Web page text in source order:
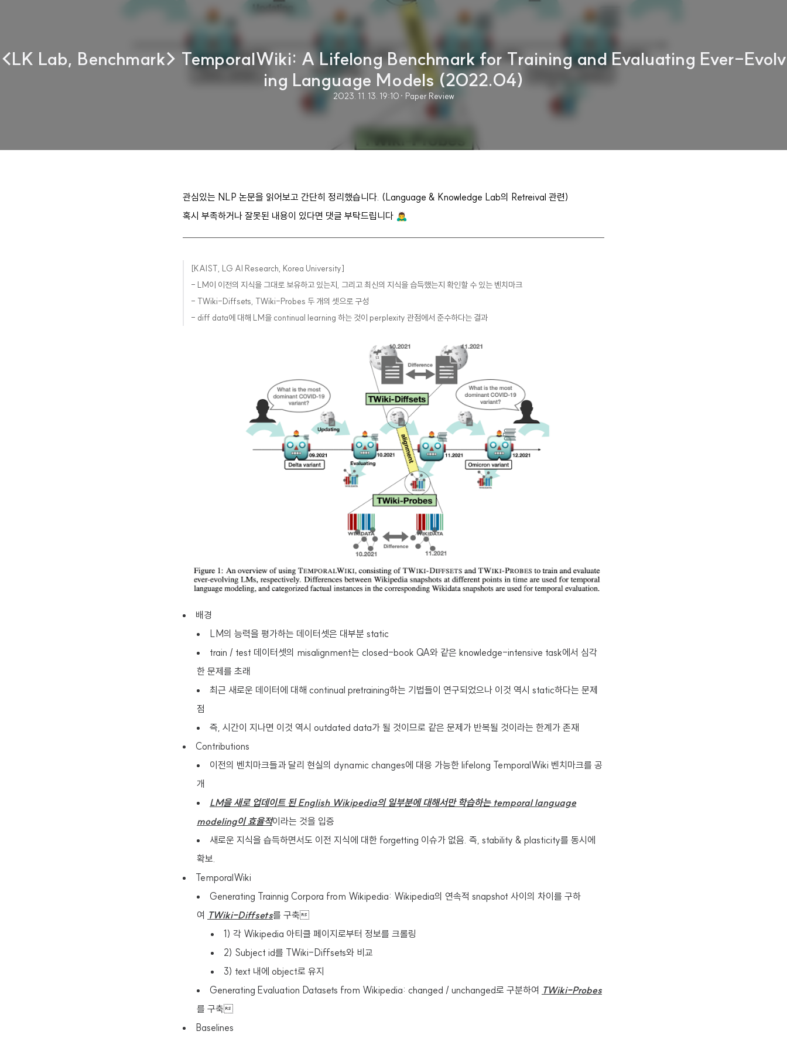
<LK Lab, Benchmark> TemporalWiki: A Lifelong Benchmark for Training and Evaluating Ever-Evolv
ing Language Models (2022.04)
2023. 11. 13. 19:10 · Paper Review
관심있는 NLP 논문을 읽어보고 간단히 정리했습니다. (Language & Knowledge Lab의 Retreival 관련)
혹시 부족하거나 잘못된 내용이 있다면 댓글 부탁드립니다 🙇‍♂️
[KAIST, LG AI Research, Korea University]
- LM이 이전의 지식을 그대로 보유하고 있는지, 그리고 최신의 지식을 습득했는지 확인할 수 있는 벤치마크
- TWiki-Diffsets, TWiki-Probes 두 개의 셋으로 구성
- diff data에 대해 LM을 continual learning 하는 것이 perplexity 관점에서 준수하다는 결과
배경
LM의 능력을 평가하는 데이터셋은 대부분 static
train / test 데이터셋의 misalignment는 closed-book QA와 같은 knowledge-intensive task에서 심각
한 문제를 초래
최근 새로운 데이터에 대해 continual pretraining하는 기법들이 연구되었으나 이것 역시 static하다는 문제
점
즉, 시간이 지나면 이것 역시 outdated data가 될 것이므로 같은 문제가 반복될 것이라는 한계가 존재
Contributions
이전의 벤치마크들과 달리 현실의 dynamic changes에 대응 가능한 lifelong TemporalWiki 벤치마크를 공
개
LM을 새로 업데이트 된 English Wikipedia의 일부분에 대해서만 학습하는 temporal language
modeling이 효율적이라는 것을 입증
새로운 지식을 습득하면서도 이전 지식에 대한 forgetting 이슈가 없음. 즉, stability & plasticity를 동시에
확보.
TemporalWiki
Generating Trainnig Corpora from Wikipedia: Wikipedia의 연속적 snapshot 사이의 차이를 구하
여 TWiki-Diffsets를 구축
1) 각 Wikipedia 아티클 페이지로부터 정보를 크롤링
2) Subject id를 TWiki-Diffsets와 비교
3) text 내에 object로 유지
Generating Evaluation Datasets from Wikipedia: changed / unchanged로 구분하여 TWiki-Probes
를 구축
Baselines